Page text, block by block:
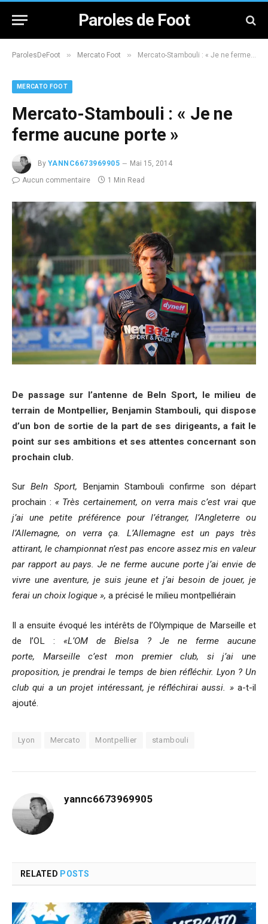
Paroles de Foot
ParolesDeFoot » Mercato Foot » Mercato-Stambouli : « Je ne ferme aucune porte »
MERCATO FOOT
Mercato-Stambouli : « Je ne
ferme aucune porte »
By YANNC6673969905
Mai 15, 2014
Aucun commentaire
1 Min Read
De passage sur l’antenne de BeIn Sport, le milieu de
terrain de Montpellier, Benjamin Stambouli, qui dispose
d’un bon de sortie de la part de ses dirigeants, a fait le
point sur ses ambitions et ses attentes concernant son
prochain club.
Sur BeIn Sport, Benjamin Stambouli confirme son départ
prochain : « Très certainement, on verra mais c’est vrai que
j’ai une petite préférence pour l’étranger, l’Angleterre ou
l’Allemagne, on verra ça. L’Allemagne est un pays très
attirant, le championnat n’est pas encore assez mis en valeur
par rapport au pays. Je ne ferme aucune porte j’ai envie de
vivre une aventure, je suis jeune et j’ai besoin de jouer, je
ferai un choix logique », a précisé le milieu montpelliérain
Il a ensuite évoqué les intérêts de l’Olympique de Marseille et
de l’OL : «L’OM de Bielsa ? Je ne ferme aucune
porte, Marseille c’est mon premier club, si j’ai une
proposition, je prendrai le temps de bien réfléchir. Lyon ? Un
club qui a un projet intéressant, je réfléchirai aussi. » a-t-il
ajouté.
Lyon Mercato Montpellier stambouli
yannc6673969905
RELATED POSTS